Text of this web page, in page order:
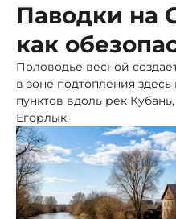
Паводки на
как
Половодье весной
в зоне подтопления здесь
пунктов вдоль рек
Егорлык.